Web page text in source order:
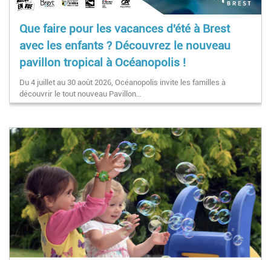
Que faire pour les vacances d'été à Brest
avec les enfants ? Découvrez le nouveau
pavillon tropical à Océanopolis !
Du 4 juillet au 30 août 2026, Océanopolis invite les familles à
découvrir le tout nouveau Pavillon…